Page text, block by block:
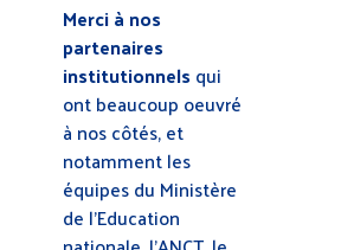
Merci à nos
partenaires
institutionnels qui
ont beaucoup oeuvré
à nos côtés, et
notamment les
équipes du Ministère
de l’Education